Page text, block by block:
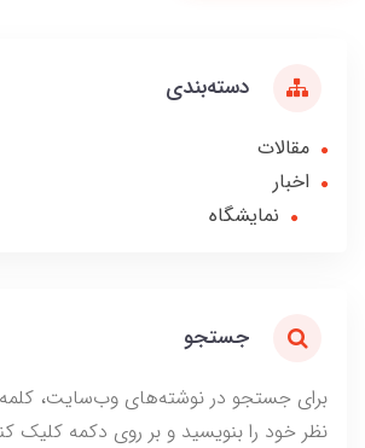
دسته‌بندی
مقالات
اخبار
نمایشگاه
جستجو
برای جستجو در نوشته‌های وب‌سایت،
نظر خود را بنویسید و بر روی دکمه کلیک